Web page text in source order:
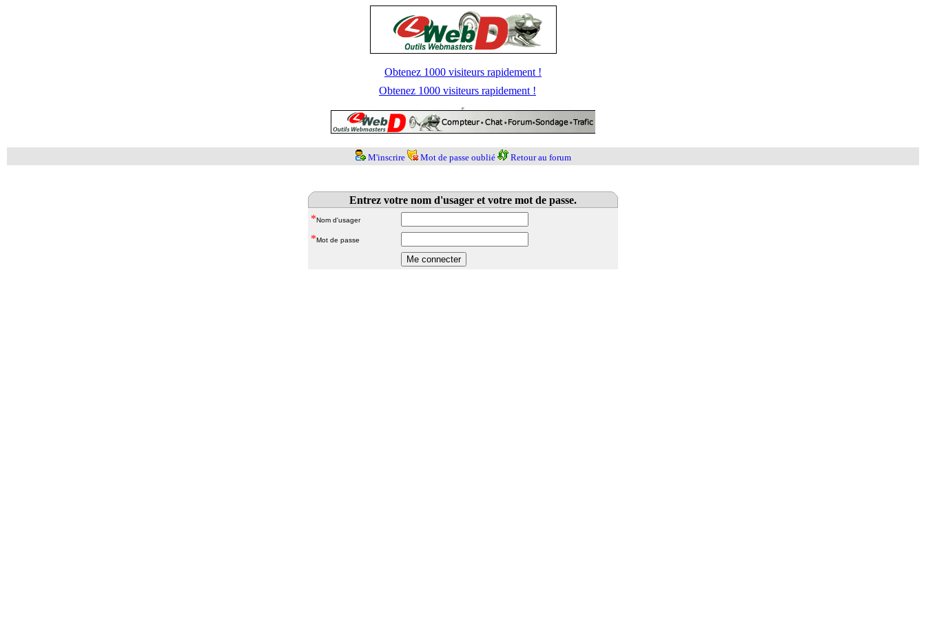
Obtenez 1000 visiteurs rapidement !
Obtenez 1000 visiteurs rapidement !
M'inscrire Mot de passe oublié Retour au forum
Entrez votre nom d'usager et votre mot de passe.
*Nom d'usager
*Mot de passe